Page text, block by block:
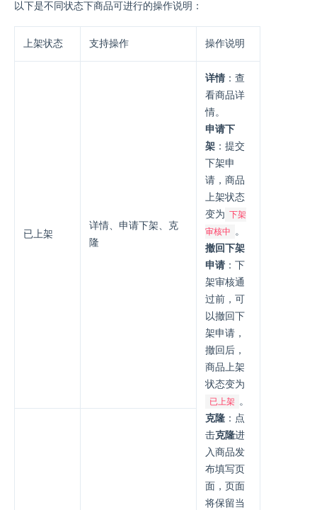
以下是不同状态下商品可进行的操作说明：
上架状态 支持操作 操作说明
已上架
详情、申请下架、克
隆
详情 ：查
看商品详
情。
申请下
架 ：提交
下架申
请，商品
上架状态
变为 下架
审核中 。
撤回下架
申请 ：下
架审核通
过前，可
以撤回下
架申请，
撤回后，
商品上架
状态变为
已上架 。
克隆 ：点
击克隆进
入商品发
布填写页
面，页面
将保留当